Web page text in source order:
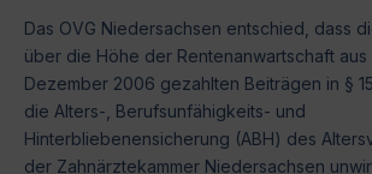
Das OVG Niedersachsen entschied, dass
über die Höhe der Rentenanwartschaft aus
Dezember 2006 gezahlten Beiträgen in §
die Alters-, Berufsunfähigkeits- und
Hinterbliebenensicherung (ABH) des
der Zahnärztekammer Niedersachsen